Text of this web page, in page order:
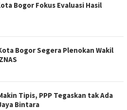
Bogor Fokus Evaluasi Hasil
Bogor Segera Plenokan Wakil
Tipis, PPP Tegaskan tak Ada
Bintara